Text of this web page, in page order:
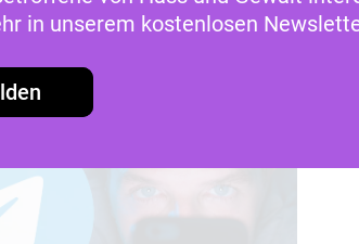
in unserem kostenlosen